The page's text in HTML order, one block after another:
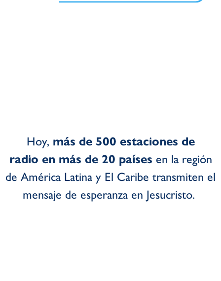
Hoy, más de 500 estaciones de
radio en más de 20 países en la región
de América Latina y El Caribe transmiten el
mensaje de esperanza en Jesucristo.